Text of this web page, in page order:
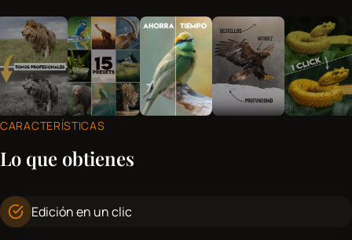
CARACTERÍSTICAS
Lo que obtienes
Edición en un clic